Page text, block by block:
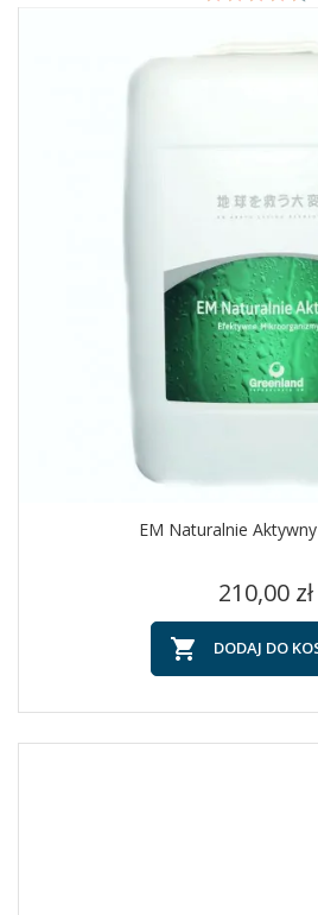
EM Naturalnie
Cena
210,00 zł
 DODAJ DO